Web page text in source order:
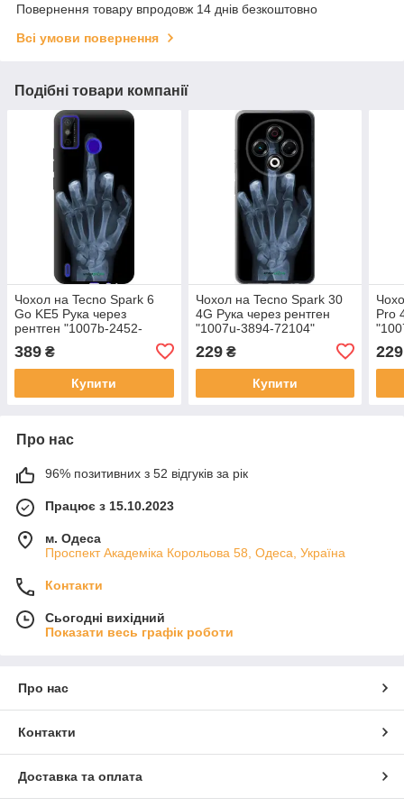
Повернення товару впродовж 14 днів безкоштовно
Всі умови повернення
Подібні товари компанії
Чохол на Tecno Spark 6
Go KE5 Рука через
рентген "1007b-2452-
389 ₴
Купити
Чохол на Tecno Spark 30
4G Рука через рентген
"1007u-3894-72104"
229₴
Купити
Pro
229
Про нас
96% позитивних з 52 відгуків за рік
Працює з 15.10.2023
м. Одеса
Проспект Академіка Корольова 58, Одеса, Україна
Контакти
Сьогодні вихідний
Показати весь графік роботи
Про нас
Контакти
Доставка та оплата